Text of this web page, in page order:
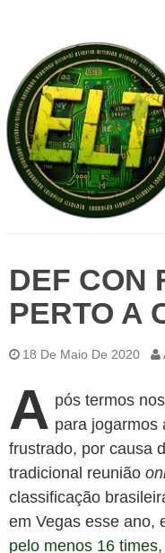
Team
(ELT)
DEF CON
PERTO A
18 De Maio De 2020
A pós termos
para jogarmos
frustrado, por causa
tradicional reunião
classificação
em Vegas esse ano,
pelo menos 16 times